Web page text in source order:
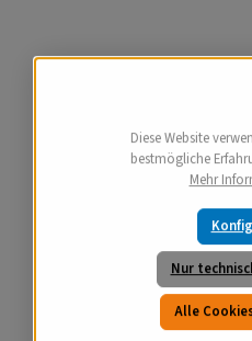
Diese Website
bestmögliche
Mehr
Nur
Alle